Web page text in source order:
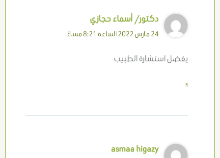
دكتور/ أسماء حجازي
24 مارس 2022 الساعة 8:21 مساءً
يفضل استشارة الطبيب
رد
asmaa higazy